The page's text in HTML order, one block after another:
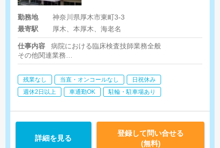
勤務地
神奈川県厚木市東町3-3
最寄駅
厚木、本厚木、海老名
仕事内容
病院における臨床検査技師業務全般
その他関連業務
生理検査（心電図、肺機能、ABIなど）
エコー（腹部）
検体は外注（血算、血ガスのみ対応有り）
残業なし 当直・オンコールなし
日祝休み
週休2日以上
車通勤OK 駐輪・駐車場あり
詳細を見る
登録して問い合せる
(無料)